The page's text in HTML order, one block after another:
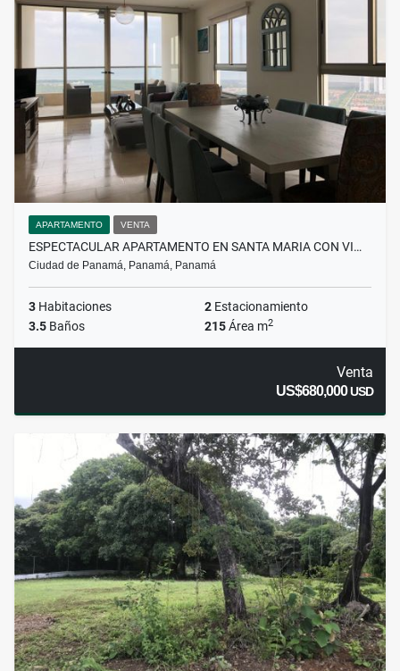
APARTAMENTO VENTA
ESPECTACULAR APARTAMENTO EN SANTA MARIA CON VI…
Ciudad de Panamá, Panamá, Panamá
3 Habitaciones 2 Estacionamiento
3.5 Baños 215Área m2
Venta
US$680,000USD